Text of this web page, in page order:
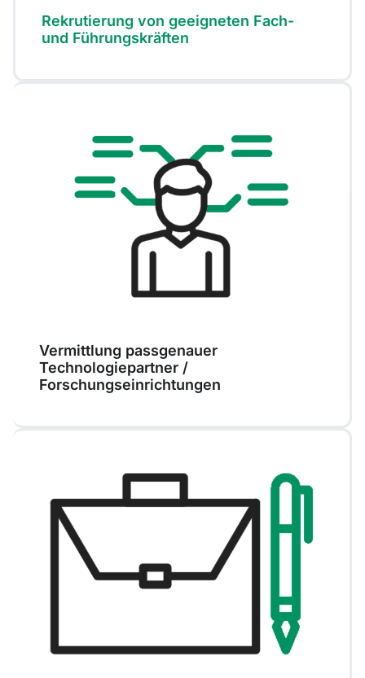
Rekrutierung von geeigneten Fach-
und Führungskräften
Vermittlung passgenauer
Technologiepartner /
Forschungseinrichtungen